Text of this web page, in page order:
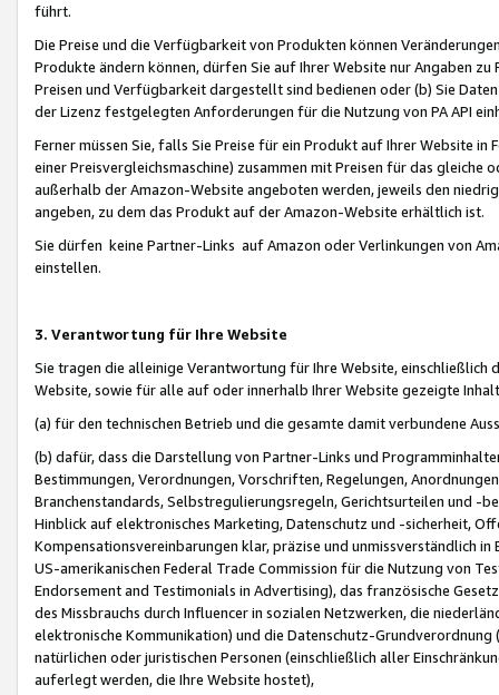
führt.
Die Preise und die Verfügbarkeit von Produkten können
Produkte ändern können, dürfen Sie auf Ihrer Website nur Angaben
Preisen und Verfügbarkeit dargestellt sind bedienen oder (b) Sie
der Lizenz festgelegten Anforderungen für die Nutzung von PA API
Ferner müssen Sie, falls Sie Preise für ein Produkt auf Ihrer Website
einer Preisvergleichsmaschine) zusammen mit Preisen für das
außerhalb der Amazon-Website angeboten werden, jeweils den
angeben, zu dem das Produkt auf der Amazon-Website erhältlich ist.
Sie dürfen keine Partner-Links auf Amazon oder Verlinkungen von
einstellen.
3. Verantwortung für Ihre Website
Sie tragen die alleinige Verantwortung für Ihre Website,
Website, sowie für alle auf oder innerhalb Ihrer Website gezeigte
(a) für den technischen Betrieb und die gesamte damit verbundene
(b) dafür, dass die Darstellung von Partner-Links und
Bestimmungen, Verordnungen, Vorschriften, Regelungen,
Branchenstandards, Selbstregulierungsregeln, Gerichtsurteilen und -
Hinblick auf elektronisches Marketing, Datenschutz und -sicherheit,
Kompensationsvereinbarungen klar, präzise und unmissverständlich
US-amerikanischen Federal Trade Commission für die Nutzung von
Endorsement and Testimonials in Advertising), das französische
des Missbrauchs durch Influencer in sozialen Netzwerken, die
elektronische Kommunikation) und die Datenschutz-
natürlichen oder juristischen Personen (einschließlich aller
auferlegt werden, die Ihre Website hostet),